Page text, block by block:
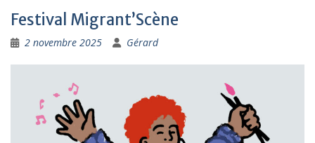
Festival Migrant’Scène
2 novembre 2025 Gérard